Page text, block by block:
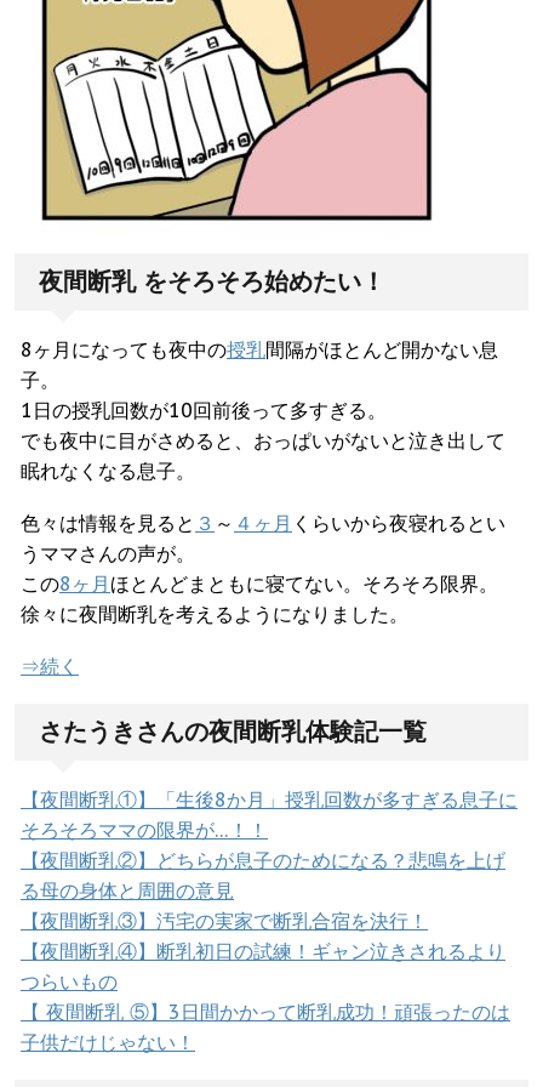
夜間断乳 をそろそろ始めたい！
8ヶ月になっても夜中の授乳間隔がほとんど開かない息
子。
1日の授乳回数が10回前後って多すぎる。
でも夜中に目がさめると、おっぱいがないと泣き出して
眠れなくなる息子。
色々は情報を見ると ３ ～ ４ヶ月 くらいから夜寝れるとい
うママさんの声が。
この8ヶ月 ほとんどまともに寝てない。そろそろ限界。
徐々に夜間断乳を考えるようになりました。
⇒続く
さたうきさんの夜間断乳体験記一覧
【夜間断乳①】「生後8か月」授乳回数が多すぎる息子に
そろそろママの限界が…！！
【夜間断乳②】どちらが息子のためになる？悲鳴を上げ
る母の身体と周囲の意見
【夜間断乳③】汚宅の実家で断乳合宿を決行！
【夜間断乳④】断乳初日の試練！ギャン泣きされるより
つらいもの
【 夜間断乳 ⑤】3日間かかって断乳成功！頑張ったのは
子供だけじゃない！